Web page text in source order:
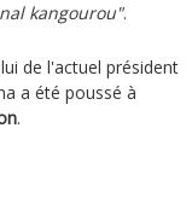
kangourou".
de l'actuel président
a été poussé à
.